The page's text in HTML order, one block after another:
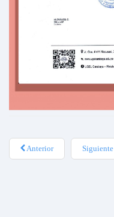
Anterior Siguiente